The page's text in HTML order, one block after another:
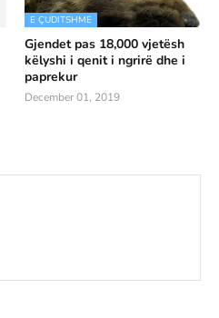
E ÇUDITSHME
Gjendet pas 18,000 vjetësh
këlyshi i qenit i ngrirë dhe i
paprekur
December 01, 2019